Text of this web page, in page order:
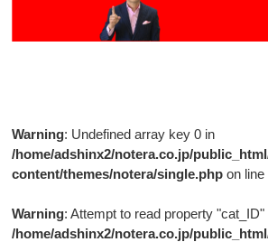
Warning: Undefined array key 0 in
/home/adshinx2/notera.co.jp/
content/themes/notera/single.php on line
Warning: Attempt to read property "cat_ID"
/home/adshinx2/notera.co.jp/